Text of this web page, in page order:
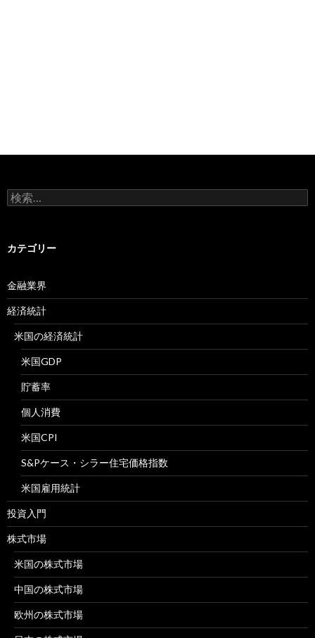
検
索:
カテゴリー
金融業界
経済統計
米国の経済統計
米国GDP
貯蓄率
個人消費
米国CPI
S&Pケース・シラー住宅価格指数
米国雇用統計
投資入門
株式市場
米国の株式市場
中国の株式市場
欧州の株式市場